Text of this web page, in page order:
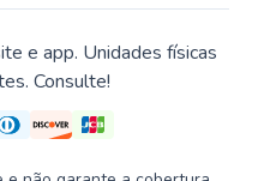
e app. Unidades físicas
Consulte!